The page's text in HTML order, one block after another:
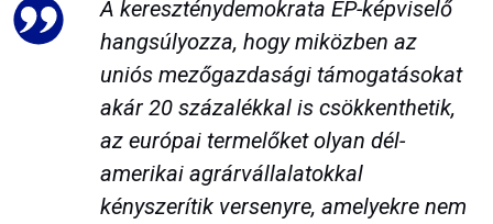
A kereszténydemokrata EP-képviselő
hangsúlyozza, hogy miközben az
uniós mezőgazdasági támogatásokat
akár 20 százalékkal is csökkenthetik,
az európai termelőket olyan dél-
amerikai agrárvállalatokkal
kényszerítik versenyre, amelyekre nem